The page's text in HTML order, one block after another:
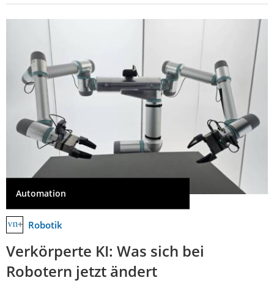
Automation
Robotik
Verkörperte KI: Was sich bei
Robotern jetzt ändert